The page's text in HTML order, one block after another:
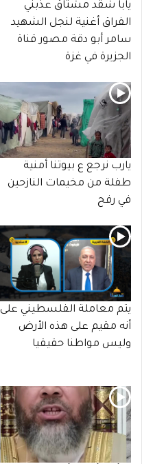
يابا شقد مشتاق عذبني
الفراق أغنية لنجل الشهيد
سامر أبو دقة مصور قناة
الجزيرة في غزة
يارب نرجع ع بيوتنا أمنية
طفلة من مخيمات النازحين
في رفح
يتم معاملة الفلسطيني على
أنه مقيم على هذه الأرض
وليس مواطنا حقيقيا